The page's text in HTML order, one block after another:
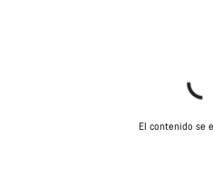
El contenido se